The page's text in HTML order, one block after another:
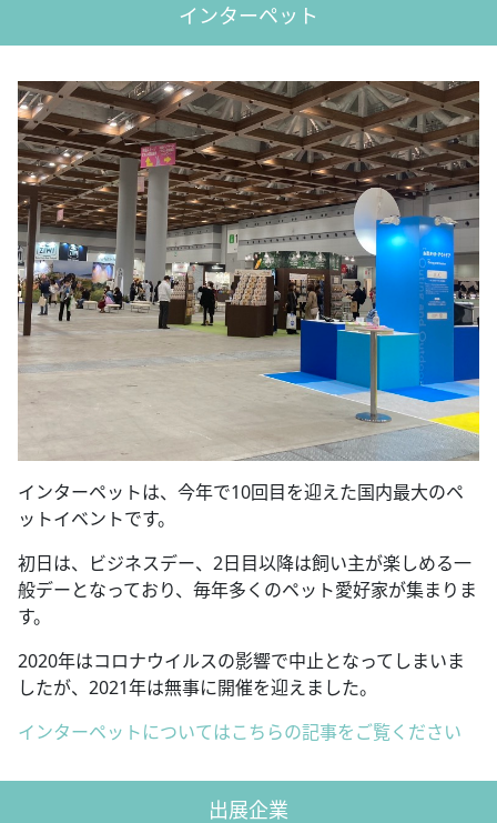
インターペット
インターペットは、今年で10回目を迎えた国内最大のペ
ットイベントです。
初日は、ビジネスデー、2日目以降は飼い主が楽しめる一
般デーとなっており、毎年多くのペット愛好家が集まりま
す。
2020年はコロナウイルスの影響で中止となってしまいま
したが、2021年は無事に開催を迎えました。
インターペットについてはこちらの記事をご覧ください
出展企業